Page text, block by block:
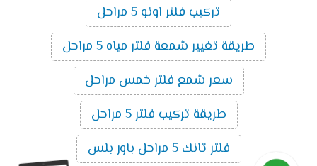
تركيب فلتر اونو 5 مراحل
طريقة تغيير شمعة فلتر مياه 5 مراحل
سعر شمع فلتر خمس مراحل
طريقة تركيب فلتر 5 مراحل
فلتر تانك 5 مراحل باور بلس